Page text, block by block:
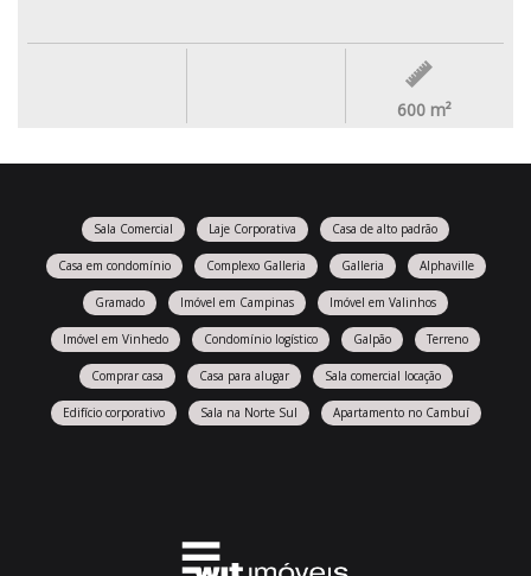
600 m²
Sala Comercial Laje Corporativa Casa de alto padrão
Casa em condomínio Complexo Galleria Galleria Alphaville
Gramado Imóvel em Campinas Imóvel em Valinhos
Imóvel em Vinhedo Condomínio logístico Galpão Terreno
Comprar casa Casa para alugar Sala comercial locação
Edifício corporativo Sala na Norte Sul Apartamento no Cambuí